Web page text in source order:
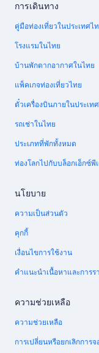
การเดินทาง
คู่มือท่องเที่ยวในประเทศไ
โรงแรมในไทย
บ้านพักตากอากาศในไทย
แพ็คเกจท่องเที่ยวไทย
ตั๋วเครื่องบินภายในประเทศ
รถเช่าในไทย
ประเภทที่พักทั้งหมด
ท่องโลกไปกับบล็อกเอ็กซ์พี
นโยบาย
ความเป็นส่วนตัว
คุกกี้
เงื่อนไขการใช้งาน
คำแนะนำเนื้อหาและการร
ความช่วยเหลือ
ความช่วยเหลือ
การเปลี่ยนหรือยกเลิกการจ